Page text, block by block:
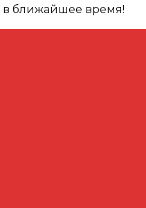
в ближайшее время!